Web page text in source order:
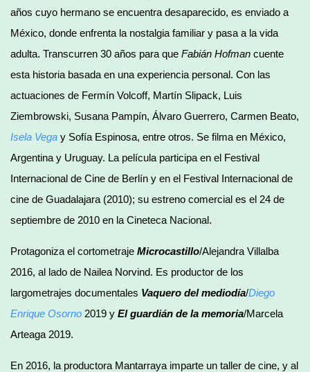
años cuyo hermano se encuentra desaparecido, es enviado a
México, donde enfrenta la nostalgia familiar y pasa a la vida
adulta. Transcurren 30 años para que Fabián Hofman cuente
esta historia basada en una experiencia personal. Con las
actuaciones de Fermín Volcoff, Martín Slipack, Luis
Ziembrowski, Susana Pampín, Álvaro Guerrero, Carmen Beato,
Isela Vega y Sofía Espinosa, entre otros. Se filma en México,
Argentina y Uruguay. La película participa en el Festival
Internacional de Cine de Berlín y en el Festival Internacional de
cine de Guadalajara (2010); su estreno comercial es el 24 de
septiembre de 2010 en la Cineteca Nacional.
Protagoniza el cortometraje Microcastillo/Alejandra Villalba
2016, al lado de Nailea Norvind. Es productor de los
largometrajes documentales Vaquero del mediodía/Diego
Enrique Osorno 2019 y El guardián de la memoria/Marcela
Arteaga 2019.
En 2016, la productora Mantarraya imparte un taller de cine, y al